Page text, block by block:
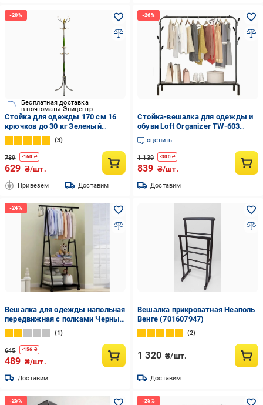
Бесплатная доставка
в почтоматы Эпицентр
Стойка для одежды 170 см 16
крючков до 30 кг Зеленый
(8047659355)
3
789 -160 ₴
629 ₴/шт.
Привезём Доставим
Стойка-вешалка для одежды и
обуви Loft Organizer TW-603
стальная напольная с полкой и 8
крючками Black (376078)
оценить
1 139 -300₴
839 ₴/шт.
Доставим
Вешалка для одежды напольная
передвижная с полками Черный
(3860)
1
645 -156 ₴
489 ₴/шт.
Доставим
Вешалка прикроватная Неаполь
Венге (701607947)
2
1 320 ₴/шт.
Доставим